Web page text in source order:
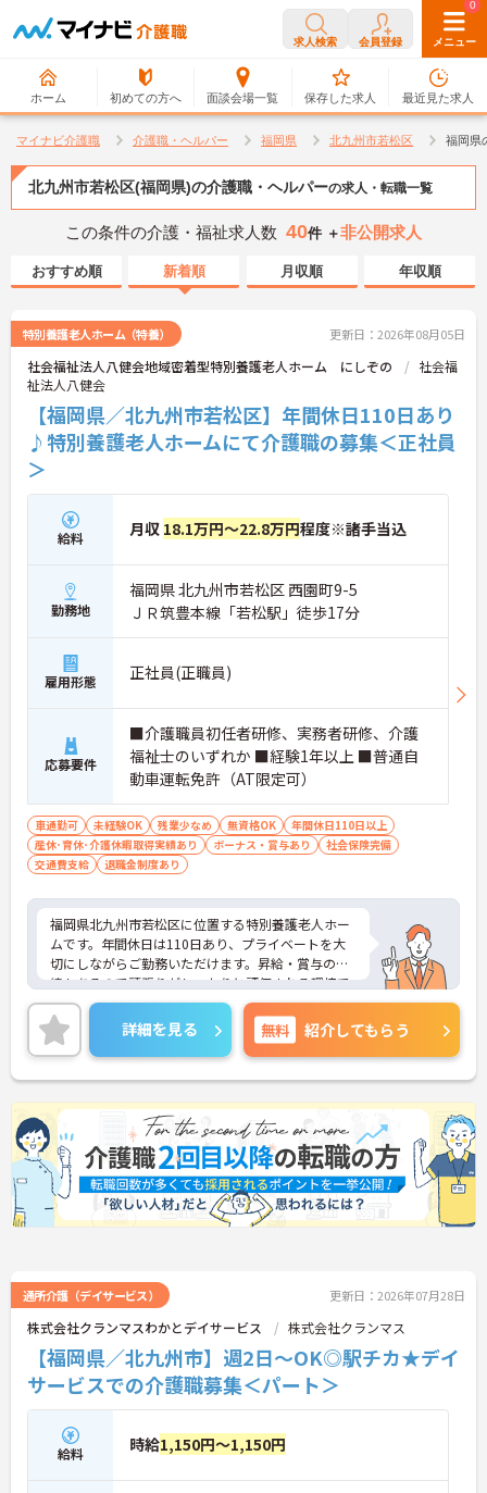
求人検索 会員登録 メニュー
ホーム 初めての方へ 面談会場一覧
0
保存した求人
0
最近見た求人
マイナビ介護職 介護職・ヘルパー 福岡県 北九州市若松区 福岡県
北九州市若松区(福岡県)の介護職・ヘルパーの求人・転職一覧
この条件の介護・福祉求人数 40件 ＋非公開求人
おすすめ順 新着順 月収順 年収順
特別養護老人ホーム（特養） 更新日：2026年08月05日
社会福祉法人八健会地域密着型特別養護老人ホーム にしぞの
社会福
祉法人八健会
【福岡県／北九州市若松区】年間休日110日あり
♪特別養護老人ホームにて介護職の募集＜正社員
＞
給料 月収 18.1万円～22.8万円程度※諸手当込
勤務地
福岡県 北九州市若松区 西園町9-5
ＪＲ筑豊本線「若松駅」徒歩17分
雇用形態 正社員(正職員)
応募要件
■介護職員初任者研修、実務者研修、介護
福祉士のいずれか ■経験1年以上 ■普通自
動車運転免許（AT限定可）
車通勤可 未経験OK 残業少なめ 無資格OK
年間休日110日以上
産休･育休･介護休暇取得実績あり
ボーナス・賞与あり
社会保険完備
交通費支給
退職金制度あり
福岡県北九州市若松区に位置する特別養護老人ホー
ムです。年間休日は110日あり、プライベートを大
切にしながらご勤務いただけます。昇給・賞与の実
績もあるので頑張りがしっかりと評価される環境で
す。ご興味をお持ちの方はお気軽にお問い合わせく
ださい。
詳細を見る 無料 紹介してもらう
通所介護（デイサービス） 更新日：2026年07月28日
株式会社クランマスわかとデイサービス 株式会社クランマス
【福岡県／北九州市】週2日～OK◎駅チカ★デイ
サービスでの介護職募集＜パート＞
給料 時給1,150円～1,150円